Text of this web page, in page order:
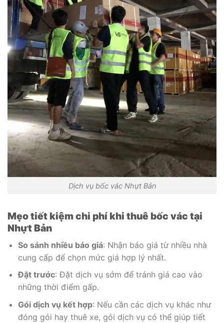
Dịch vụ bốc vác Nhựt Bản
Mẹo tiết kiệm chi phí khi thuê bốc vác tại
Nhựt Bản
So sánh nhiều báo giá: Nhận báo giá từ nhiều nhà
cung cấp để chọn mức giá hợp lý nhất.
Đặt trước: Đặt dịch vụ sớm để tránh giá cao vào
những thời điểm gấp.
Gói dịch vụ kết hợp: Nếu cần các dịch vụ khác như
đóng gói hay thuê xe, gói dịch vụ có thể giúp tiết